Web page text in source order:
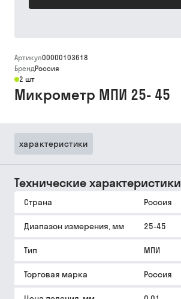
Артикул00000103618
БрендРоссия
2 шт
Микрометр МПИ 25- 45
характеристики
Технические характеристики
Страна Россия
Диапазон измерения, мм 25-45
Тип МПИ
Торговая марка Россия